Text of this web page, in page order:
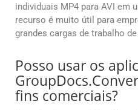
individuais MP4 para AVI em
recurso é muito útil para
grandes cargas de trabalho
Posso usar os
fins comerciais?